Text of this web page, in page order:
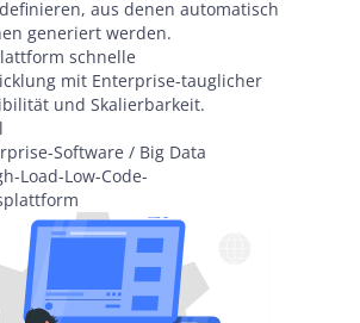
aus denen automatisch
generiert werden.
schnelle
mit Enterprise-tauglicher
und Skalierbarkeit.
Software / Big Data
Load-Low-Code-